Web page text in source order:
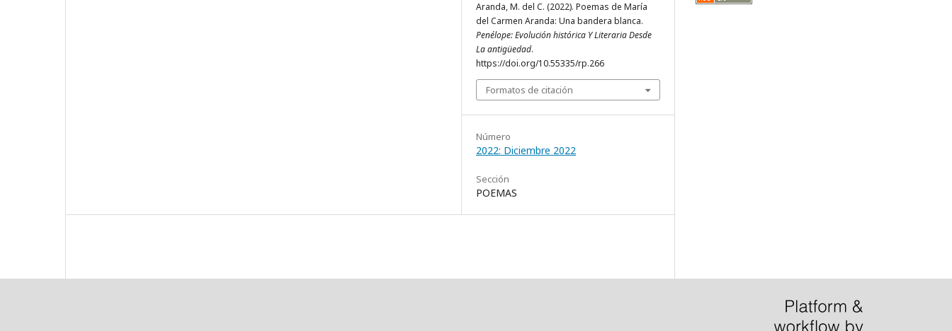
Aranda, M. del C. (2022). Poemas de María
del Carmen Aranda: Una bandera blanca.
Penélope: Evolución histórica Y Literaria Desde
La antigüedad.
https://doi.org/10.55335/rp.266
Formatos de citación
Número
2022: Diciembre 2022
Sección
POEMAS